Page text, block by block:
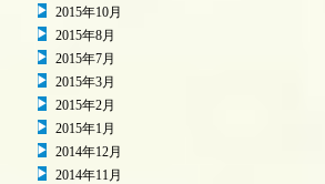
2015年10月
2015年8月
2015年7月
2015年3月
2015年2月
2015年1月
2014年12月
2014年11月